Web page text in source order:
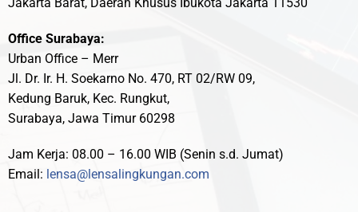
Office Surabaya:
Urban Office – Merr
Jl. Dr. Ir. H. Soekarno No. 470, RT 02/RW 09,
Kedung Baruk, Kec. Rungkut,
Surabaya, Jawa Timur 60298
Jam Kerja: 08.00 – 16.00 WIB (Senin s.d. Jumat)
Email: lensa@lensalingkungan.com